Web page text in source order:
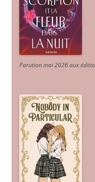
Parution mai 2026 aux